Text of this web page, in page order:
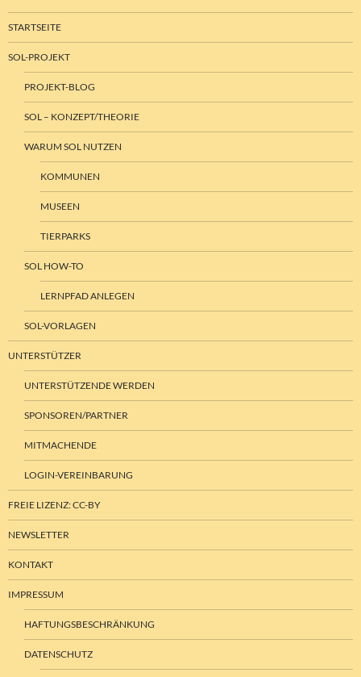
STARTSEITE
SOL-PROJEKT
PROJEKT-BLOG
SOL – KONZEPT/THEORIE
WARUM SOL NUTZEN
KOMMUNEN
MUSEEN
TIERPARKS
SOL HOW-TO
LERNPFAD ANLEGEN
SOL-VORLAGEN
UNTERSTÜTZER
UNTERSTÜTZENDE WERDEN
SPONSOREN/PARTNER
MITMACHENDE
LOGIN-VEREINBARUNG
FREIE LIZENZ: CC-BY
NEWSLETTER
KONTAKT
IMPRESSUM
HAFTUNGSBESCHRÄNKUNG
DATENSCHUTZ